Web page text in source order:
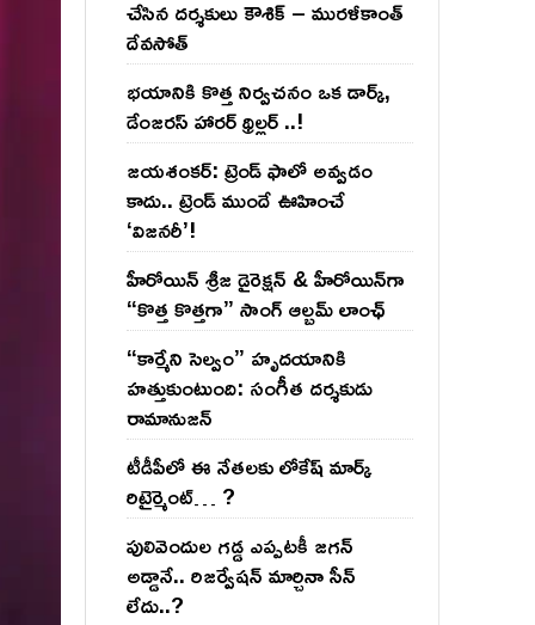
చేసిన‌ దర్శకులు కౌశిక్ – మురళీకాంత్
దేవసోత్
భయానికి కొత్త నిర్వచనం ఒక డార్క్,
డేంజరస్ హారర్ థ్రిల్లర్ ..!
జయశంకర్: ట్రెండ్‌ ఫాలో అవ్వడం
కాదు.. ట్రెండ్‌ ముందే ఊహించే
‘విజనరీ’!
హీరోయిన్ శ్రీజ డైరెక్ష‌న్ & హీరోయిన్‌గా
“కొత్త కొత్తగా” సాంగ్ ఆల్బమ్ లాంఛ్
“కార్మేని సెల్వం” హృదయానికి
హత్తుకుంటుంది: సంగీత దర్శకుడు
రామానుజన్
టీడీపీలో ఈ నేత‌ల‌కు లోకేష్ మార్క్
రిటైర్మెంట్‌… ?
పులివెందుల గ‌డ్డ ఎప్ప‌ట‌కీ జ‌గ‌న్
అడ్డానే.. రిజ‌ర్వేష‌న్ మార్చినా సీన్
లేదు..?